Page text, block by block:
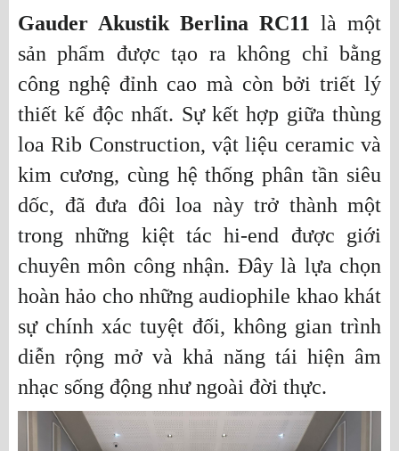
Gauder Akustik Berlina RC11 là một
sản phẩm được tạo ra không chỉ bằng
công nghệ đỉnh cao mà còn bởi triết lý
thiết kế độc nhất. Sự kết hợp giữa thùng
loa Rib Construction, vật liệu ceramic và
kim cương, cùng hệ thống phân tần siêu
dốc, đã đưa đôi loa này trở thành một
trong những kiệt tác hi-end được giới
chuyên môn công nhận. Đây là lựa chọn
hoàn hảo cho những audiophile khao khát
sự chính xác tuyệt đối, không gian trình
diễn rộng mở và khả năng tái hiện âm
nhạc sống động như ngoài đời thực.